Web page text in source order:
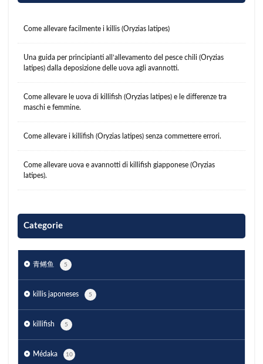
Come allevare facilmente i killis (Oryzias latipes)
Una guida per principianti all’allevamento del pesce chili (Oryzias
latipes) dalla deposizione delle uova agli avannotti.
Come allevare le uova di killifish (Oryzias latipes) e le differenze tra
maschi e femmine.
Come allevare i killifish (Oryzias latipes) senza commettere errori.
Come allevare uova e avannotti di killifish giapponese (Oryzias
latipes).
Categorie
青鳉鱼 5
killis japoneses 5
killifish 5
Médaka 10